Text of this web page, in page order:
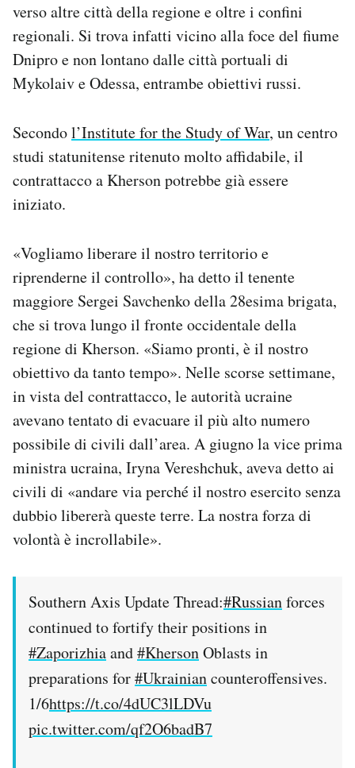
Hai bisogno di aiuto?
Esci
verso altre città della regione e oltre i confini
regionali. Si trova infatti vicino alla foce del fiume
Dnipro e non lontano dalle città portuali di
Mykolaiv e Odessa, entrambe obiettivi russi.
Secondol’Institute for the Study of War, un centro
studi statunitense ritenuto molto affidabile, il
contrattacco a Kherson potrebbe già essere
iniziato.
«Vogliamo liberare il nostro territorio e
riprenderne il controllo», ha detto il tenente
maggiore Sergei Savchenko della 28esima brigata,
che si trova lungo il fronte occidentale della
regione di Kherson. «Siamo pronti, è il nostro
obiettivo da tanto tempo». Nelle scorse settimane,
in vista del contrattacco, le autorità ucraine
avevano tentato di evacuare il più alto numero
possibile di civili dall’area. A giugno la vice prima
ministra ucraina, Iryna Vereshchuk, aveva detto ai
civili di «andare via perché il nostro esercito senza
dubbio libererà queste terre. La nostra forza di
volontà è incrollabile».
Southern Axis Update Thread:#Russianforces
continued to fortify their positions in
#Zaporizhiaand#KhersonOblasts in
preparations for#Ukrainiancounteroffensives.
1/6https://t.co/4dUC3lLDVu
pic.twitter.com/qf2O6badB7